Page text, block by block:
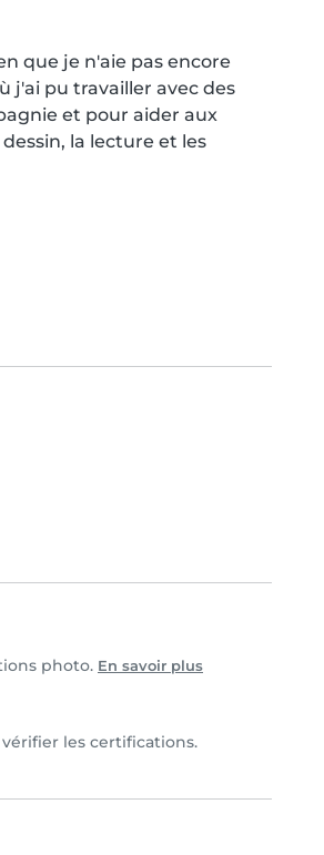
que je n'aie pas encore
j'ai pu travailler avec des
et pour aider aux
la lecture et les
photo. En savoir plus
les certifications.